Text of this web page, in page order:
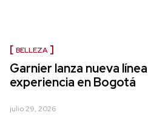
BELLEZA
Garnier lanza nueva
experiencia en Bogotá
julio 29, 2026